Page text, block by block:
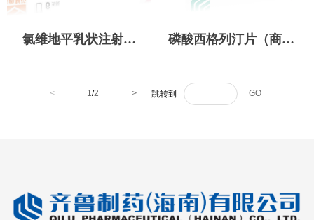
氯维地平乳状注射液
磷酸西格列汀片（商标
< 1/2 > 跳转到 GO